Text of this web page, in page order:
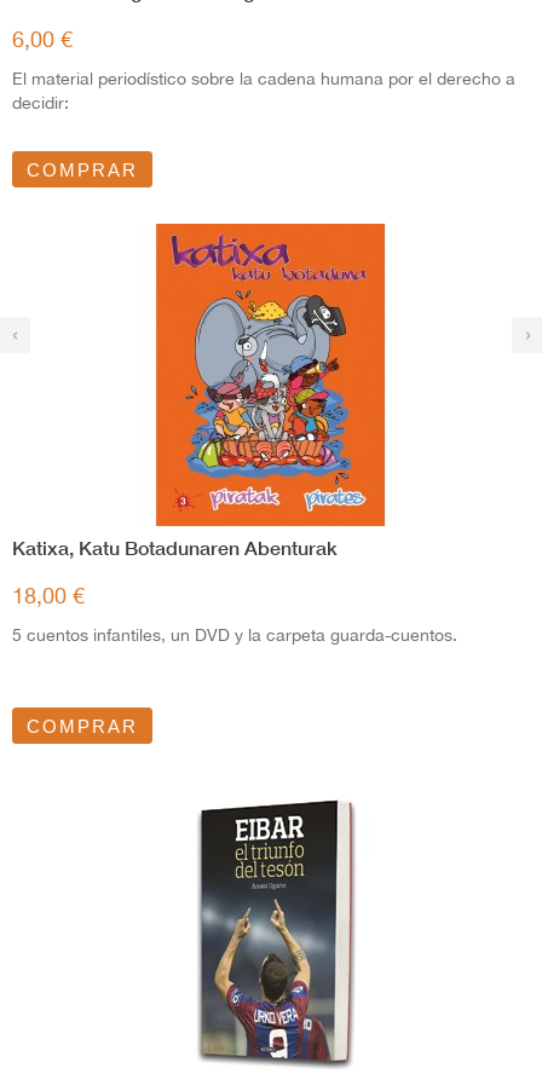
‹ ›
6,00 €
El material periodístico sobre la cadena humana por el derecho a
decidir:
COMPRAR
Katixa, Katu Botadunaren Abenturak
18,00 €
5 cuentos infantiles, un DVD y la carpeta guarda-cuentos.
COMPRAR